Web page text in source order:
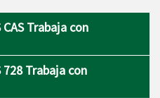
CAS Trabaja con
728 Trabaja con